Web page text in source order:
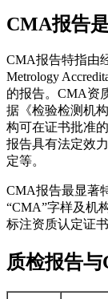
CMA报告
CMA报告特指由
Metrology
的报告。CMA资
据《检验检测机
构可在证书批准
报告具有法定效
定等。
CMA报告最显著
“CMA”字样及机
标注资质认定证
质检报告